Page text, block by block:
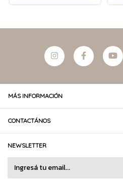
MÁS INFORMACIÓN
CONTACTÁNOS
NEWSLETTER